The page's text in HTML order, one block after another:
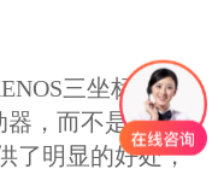
三坐标测量
，而不是摩擦驱
了明显的好处，